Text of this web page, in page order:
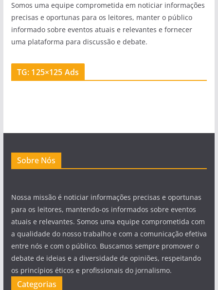
Somos uma equipe comprometida em noticiar informações
precisas e oportunas para os leitores, manter o público
informado sobre eventos atuais e relevantes e fornecer
uma plataforma para discussão e debate.
TG: 125×125 Ads
Sobre Nós
Nossa missão é noticiar informações precisas e oportunas
para os leitores, mantendo-os informados sobre eventos
atuais e relevantes. Somos uma equipe comprometida com
a qualidade do nosso trabalho e com a comunicação efetiva
entre nós e com o público. Buscamos sempre promover o
debate de ideias e a diversidade de opiniões, respeitando
os princípios éticos e profissionais do jornalismo.
Categorias